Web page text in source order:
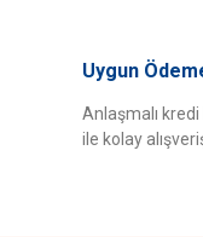
Uygun
Anlaşmalı
ile kolay